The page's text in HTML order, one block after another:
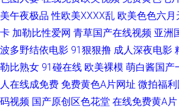
精品在线 精品国产乱码 五月天三级网址 亚洲天堂
美日韩色 日韩AV爱爱网址 深夜久久麻豆精品 91
址老司机选集 韩国av高清无码 黄色日逼视频 欧美
美午夜极品 性欧美ⅩⅩⅩⅩ乱 欧美色色六月
卡 加勒比性爱网 青草国产在线视频 亚洲
波多野结依电影 91狠狠撸 成人深夜电影
勒比熟女 91碰在线 欧美裸模 萌白酱国产
人在线成免费 免费黄色A片网址 微拍福
码视频 国产原创区色花堂 在线免费黄A片